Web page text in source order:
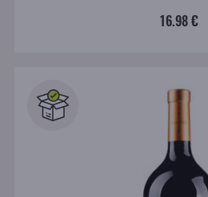
16.98 €